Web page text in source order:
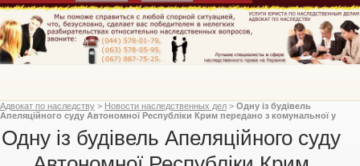
Адвокат по наследству > Новости наследственных дел > Одну із будівель
Апеляційного суду Автономної Республіки Крим передано з комунальної у
Одну із будівель Апеляційного суду